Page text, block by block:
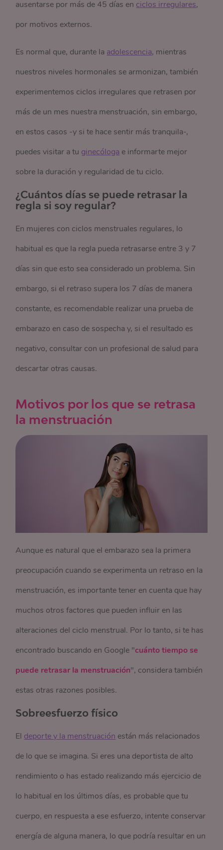
ausentarse por más de 45 días en ciclos irregulares,
por motivos externos.
Es normal que, durante la adolescencia, mientras
nuestros niveles hormonales se armonizan, también
experimentemos ciclos irregulares que retrasen por
más de un mes nuestra menstruación, sin embargo,
en estos casos -y si te hace sentir más tranquila-,
puedes visitar a tu ginecóloga e informarte mejor
sobre la duración y regularidad de tu ciclo.
¿Cuántos días se puede retrasar la
regla si soy regular?
En mujeres con ciclos menstruales regulares, lo
habitual es que la regla pueda retrasarse entre 3 y 7
días sin que esto sea considerado un problema. Sin
embargo, si el retraso supera los 7 días de manera
constante, es recomendable realizar una prueba de
embarazo en caso de sospecha y, si el resultado es
negativo, consultar con un profesional de salud para
descartar otras causas.
Motivos por los que se retrasa
la menstruación
Aunque es natural que el embarazo sea la primera
preocupación cuando se experimenta un retraso en la
menstruación, es importante tener en cuenta que hay
muchos otros factores que pueden influir en las
alteraciones del ciclo menstrual. Por lo tanto, si te has
encontrado buscando en Google "cuánto tiempo se
puede retrasar la menstruación", considera también
estas otras razones posibles.
Sobreesfuerzo físico
El deporte y la menstruación están más relacionados
de lo que se imagina. Si eres una deportista de alto
rendimiento o has estado realizando más ejercicio de
lo habitual en los últimos días, es probable que tu
cuerpo, en respuesta a ese esfuerzo, intente conservar
energía de alguna manera, lo que podría resultar en un